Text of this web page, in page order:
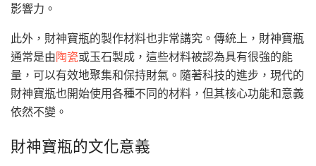
影響力。
此外，財神寶瓶的製作材料也非常講究。傳統上，財神寶瓶
通常是由陶瓷或玉石製成，這些材料被認為具有很強的能
量，可以有效地聚集和保持財氣。隨著科技的進步，現代的
財神寶瓶也開始使用各種不同的材料，但其核心功能和意義
依然不變。
財神寶瓶的文化意義